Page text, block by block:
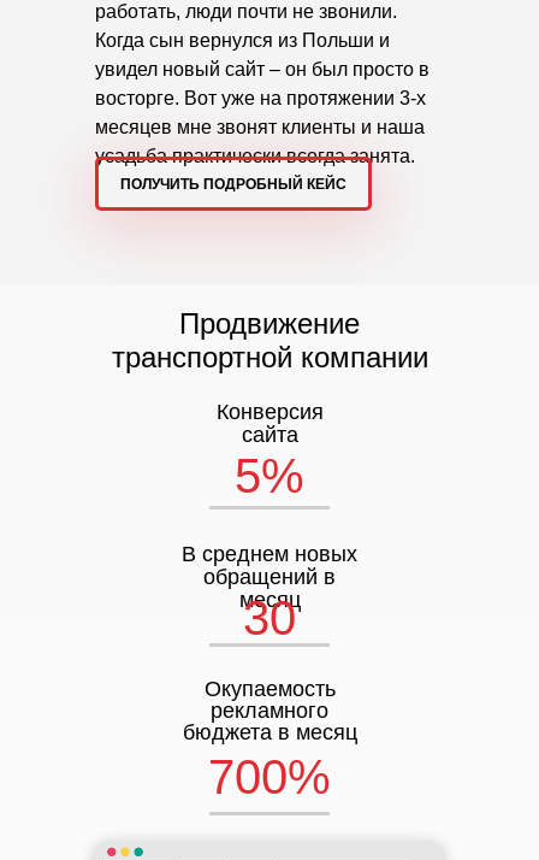
работать, люди почти не звонили.
Когда сын вернулся из Польши и
увидел новый сайт – он был просто в
восторге. Вот уже на протяжении 3-х
месяцев мне звонят клиенты и наша
усадьба практически всегда занята.
ПОЛУЧИТЬ ПОДРОБНЫЙ КЕЙС
5%
Конверсия
сайта
Продвижение
транспортной компании
В среднем новых
обращений в
месяц
30
Окупаемость
рекламного
бюджета в месяц
700%